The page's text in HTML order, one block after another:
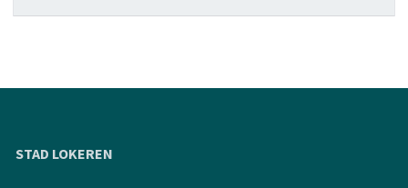
STAD LOKEREN